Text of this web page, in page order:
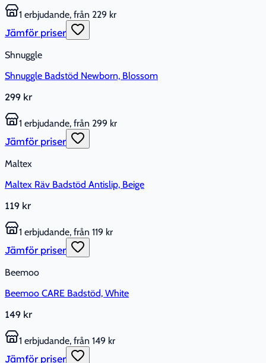
1 erbjudande, från 229 kr
Jämför priser
Shnuggle
Shnuggle Badstöd Newborn, Blossom
299 kr
1 erbjudande, från 299 kr
Jämför priser
Maltex
Maltex Räv Badstöd Antislip, Beige
119 kr
1 erbjudande, från 119 kr
Jämför priser
Beemoo
Beemoo CARE Badstöd, White
149 kr
1 erbjudande, från 149 kr
Jämför priser